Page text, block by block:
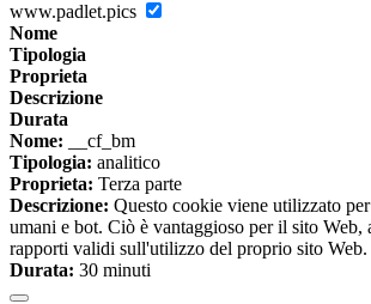
www.padlet.pics
Nome
Tipologia
Proprieta
Descrizione
Durata
Nome: __cf_bm
Tipologia: analitico
Proprieta: Terza parte
Descrizione: Questo cookie viene utilizzato
umani e bot. Ciò è vantaggioso per il sito Web,
rapporti validi sull'utilizzo del proprio sito Web.
Durata: 30 minuti